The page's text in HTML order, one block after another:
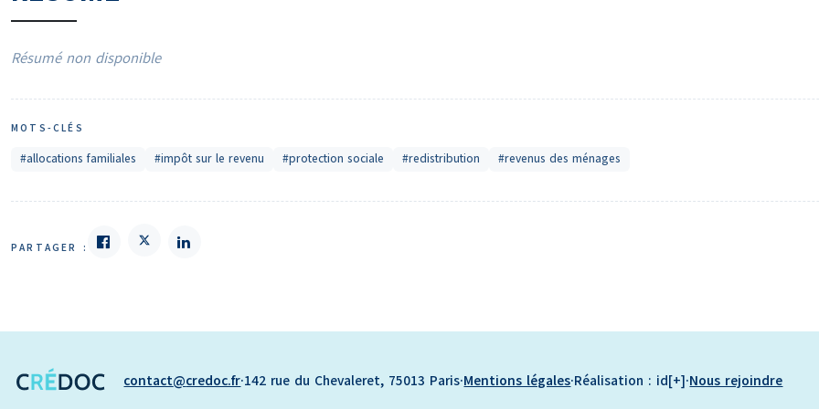
Résumé non disponible
MOTS-CLÉS
#allocations familiales #impôt sur le revenu #protection sociale #redistribution #revenus des ménages
PARTAGER :
contact credoc.fr·142 rue du Chevaleret, 75013 Paris·Mentions légales·Réalisation : id[+]·Nous rejoindre